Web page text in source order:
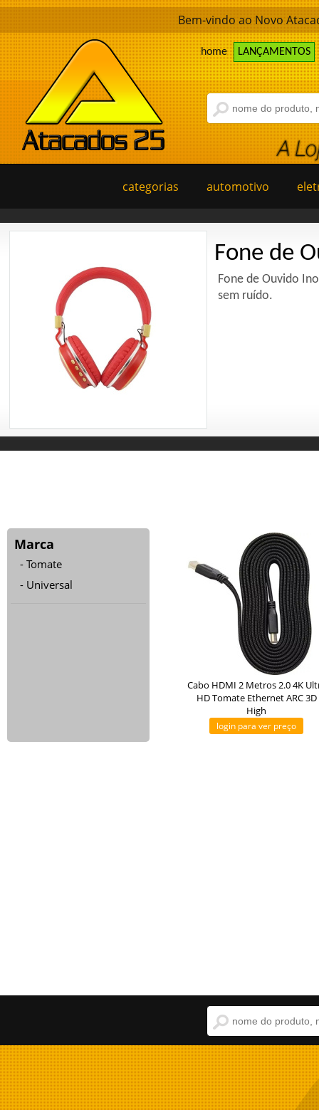
home LANÇAMENTOS
Bem-vindo ao Novo
categorias automotivo
Fone de
Fone de Ouvido
sem ruído.
Marca
Tomate
Universal
Cabo HDMI 2 Metros 2.0 4K
HD Tomate Ethernet ARC 3D
High
login para ver preço